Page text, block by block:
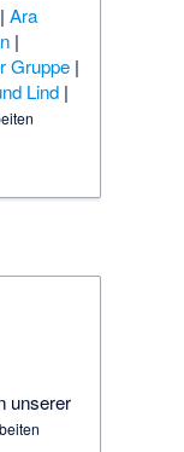
|Ara
|
Gruppe |
Lind |
unserer